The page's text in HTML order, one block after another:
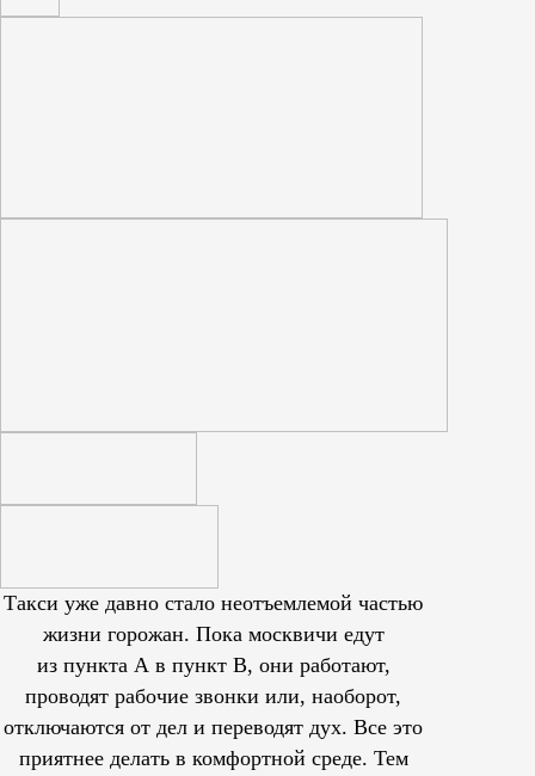
Такси уже давно стало неотъемлемой частью
жизни горожан. Пока москвичи едут
из пункта А в пункт В, они работают,
проводят рабочие звонки или, наоборот,
отключаются от дел и переводят дух. Все это
приятнее делать в комфортной среде. Тем